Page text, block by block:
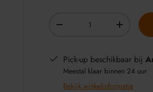
-
+
Pick-up beschikbaar bij
Meestal klaar binnen 24 uur
Bekijk winkelinformatie